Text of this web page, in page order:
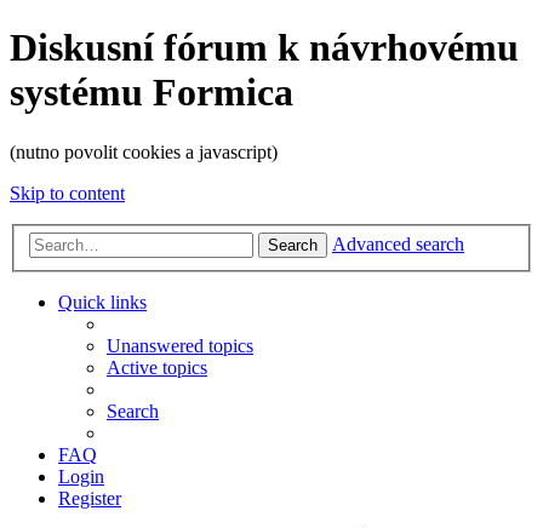
Diskusní fórum k návrhovému
systému Formica
(nutno povolit cookies a javascript)
Skip to content
Search Advanced search
Quick links
Unanswered topics
Active topics
Search
FAQ
Login
Register